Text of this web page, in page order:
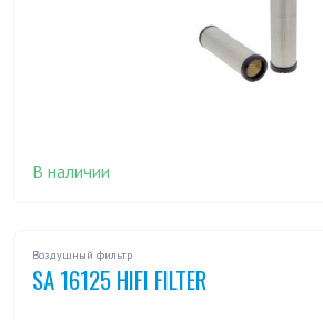
В наличии
Воздушный фильтр
SA 16125 HIFI FILTER